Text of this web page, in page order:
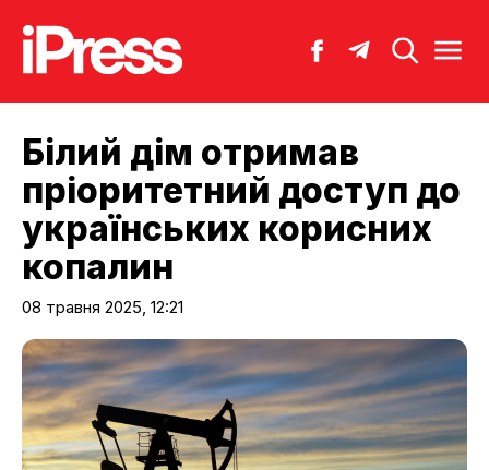
Білий дім отримав
пріоритетний доступ до
українських корисних
копалин
08 травня 2025, 12:21